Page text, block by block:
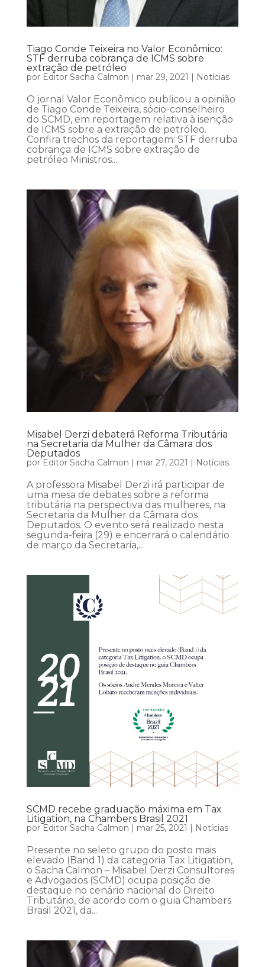
Tiago Conde Teixeira no Valor Econômico:
STF derruba cobrança de ICMS sobre
extração de petróleo
por Editor Sacha Calmon mar 29, 2021 Notícias
O jornal Valor Econômico publicou a opinião
de Tiago Conde Teixeira, sócio-conselheiro
do SCMD, em reportagem relativa à isenção
de ICMS sobre a extração de petróleo.
Confira trechos da reportagem: STF derruba
cobrança de ICMS sobre extração de
petróleo Ministros...
Misabel Derzi debaterá Reforma Tributária
na Secretaria da Mulher da Câmara dos
Deputados
por Editor Sacha Calmon | mar 27, 2021 | Notícias
A professora Misabel Derzi irá participar de
uma mesa de debates sobre a reforma
tributária na perspectiva das mulheres, na
Secretaria da Mulher da Câmara dos
Deputados. O evento será realizado nesta
segunda-feira (29) e encerrará o calendário
de março da Secretaria,...
SCMD recebe graduação máxima em Tax
Litigation, na Chambers Brasil 2021
por Editor Sacha Calmon mar 25, 2021 Notícias
Presente no seleto grupo do posto mais
elevado (Band 1) da categoria Tax Litigation,
o Sacha Calmon – Misabel Derzi Consultores
e Advogados (SCMD) ocupa posição de
destaque no cenário nacional do Direito
Tributário, de acordo com o guia Chambers
Brasil 2021, da...